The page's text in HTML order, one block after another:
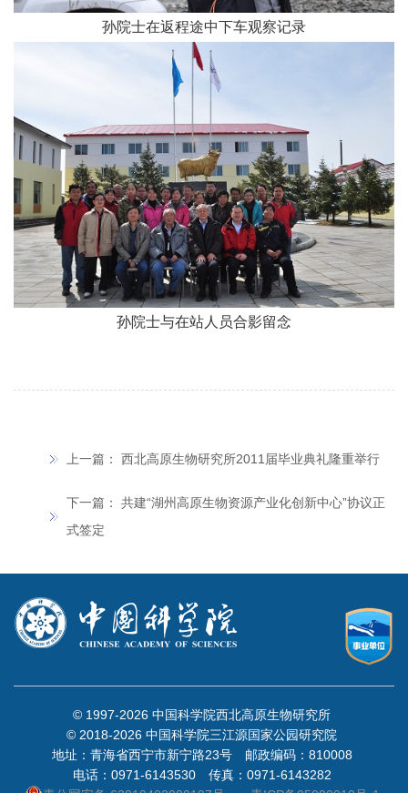
孙院士在返程途中下车观察记录
孙院士与在站人员合影留念
上一篇： 西北高原生物研究所2011届毕业典礼隆重举行
下一篇： 共建“湖州高原生物资源产业化创新中心”协议正
式签定
© 1997-2026 中国科学院西北高原生物研究所
© 2018-2026 中国科学院三江源国家公园研究院
地址：青海省西宁市新宁路23号 邮政编码：810008
电话：0971-6143530 传真：0971-6143282